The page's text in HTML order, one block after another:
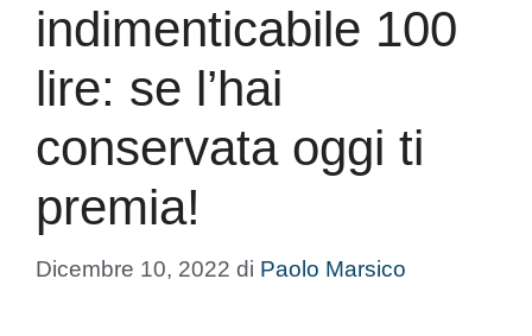
indimenticabile 100
lire: se l’hai
conservata oggi ti
premia!
Dicembre 10, 2022 di Paolo Marsico